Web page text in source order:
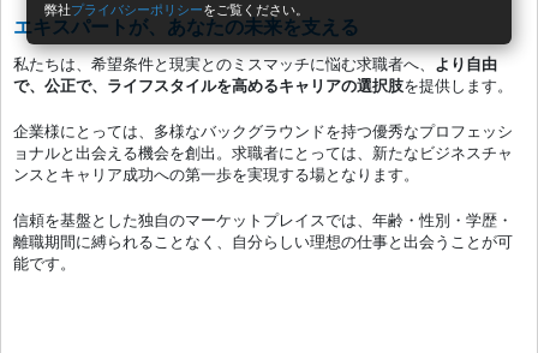
弊社プライバシーポリシーをご覧ください。
エキスパートが、あなたの未来を支える
私たちは、希望条件と現実とのミスマッチに悩む求職者へ、
より自由
で、公正で、ライフスタイルを高めるキャリアの選択肢を提供します。
企業様にとっては、多様なバックグラウンドを持つ優秀なプロフェッシ
ョナルと出会える機会を創出。求職者にとっては、新たなビジネスチャ
ンスとキャリア成功への第一歩を実現する場となります。
信頼を基盤とした独自のマーケットプレイスでは、年齢・性別・学歴・
離職期間に縛られることなく、自分らしい理想の仕事と出会うことが可
能です。